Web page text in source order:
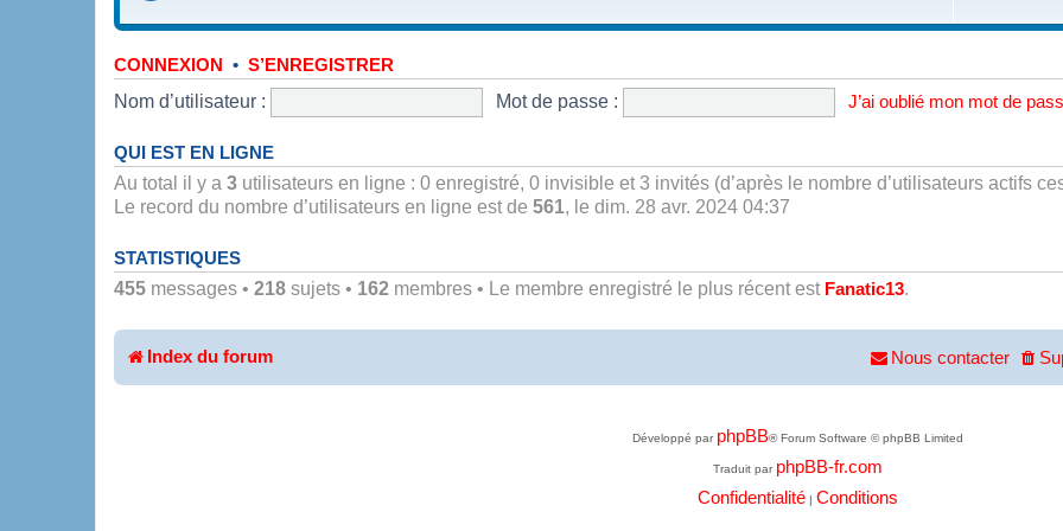
CONNEXION • S’ENREGISTRER
Nom d’utilisateur : Mot de passe : J’ai oublié mon mot de
QUI EST EN LIGNE
Au total il y a 3 utilisateurs en ligne : 0 enregistré, 0 invisible et 3 invités (d’après le nombre d’utilisateurs actifs
Le record du nombre d’utilisateurs en ligne est de 561, le dim. 28 avr. 2024 04:37
STATISTIQUES
455 messages • 218 sujets • 162 membres • Le membre enregistré le plus récent est Fanatic13
Index du forum Nous contacter
Développé par phpBB® Forum Software © phpBB Limited
Traduit par phpBB-fr.com
Confidentialité| Conditions